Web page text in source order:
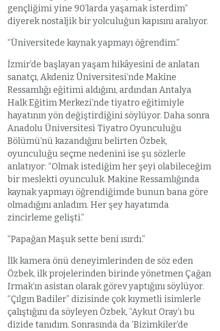
gençliğimi yine 90’larda yaşamak isterdim”
diyerek nostaljik bir yolculuğun kapısını aralıyor.
“Üniversitede kaynak yapmayı öğrendim.”
İzmir’de başlayan yaşam hikâyesini de anlatan
sanatçı, Akdeniz Üniversitesi’nde Makine
Ressamlığı eğitimi aldığını, ardından Antalya
Halk Eğitim Merkezi’nde tiyatro eğitimiyle
hayatının yön değiştirdiğini söylüyor. Daha sonra
Anadolu Üniversitesi Tiyatro Oyunculuğu
Bölümü’nü kazandığını belirten Özbek,
oyunculuğu seçme nedenini ise şu sözlerle
anlatıyor: “Olmak istediğim her şeyi olabileceğim
bir meslekti oyunculuk. Makine Ressamlığında
kaynak yapmayı öğrendiğimde bunun bana göre
olmadığını anladım. Her şey hayatımda
zincirleme gelişti.”
“Papağan Maşuk sette beni ısırdı.”
İlk kamera önü deneyimlerinden de söz eden
Özbek, ilk projelerinden birinde yönetmen Çağan
Irmak’ın asistan olarak görev yaptığını söylüyor.
“Çılgın Badiler” dizisinde çok kıymetli isimlerle
çalıştığını da söyleyen Özbek, “Aykut Oray’ı bu
dizide tanıdım. Sonrasında da ‘Bizimkiler’de